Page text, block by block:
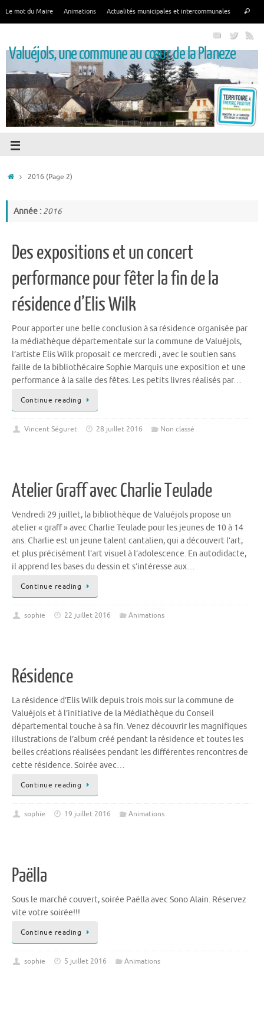
Le mot du Maire Animations Actualités municipales et intercommunales
Valuéjols, une commune au cœur de la Planeze
2016 (Page 2)
Année : 2016
Des expositions et un concert
performance pour fêter la fin de la
résidence d’Elis Wilk
Pour apporter une belle conclusion à sa résidence organisée par
la médiathèque départementale sur la commune de Valuéjols,
l’artiste Elis Wilk proposait ce mercredi , avec le soutien sans
faille de la bibliothécaire Sophie Marquis une exposition et une
performance à la salle des fêtes. Les petits livres réalisés par…
Continue reading
Vincent Séguret 28 juillet 2016 Non classé
Atelier Graff avec Charlie Teulade
Vendredi 29 juillet, la bibliothèque de Valuéjols propose un
atelier « graff » avec Charlie Teulade pour les jeunes de 10 à 14
ans. Charlie est un jeune talent cantalien, qui a découvert l’art,
et plus précisément l’art visuel à l’adolescence. En autodidacte,
il apprend les bases du dessin et s’intéresse aux…
Continue reading
sophie 22 juillet 2016 Animations
Résidence
La résidence d’Elis Wilk depuis trois mois sur la commune de
Valuéjols et à l’initiative de la Médiathèque du Conseil
départemental touche à sa fin. Venez découvrir les magnifiques
illustrations de l’album créé pendant la résidence et toutes les
belles créations réalisées pendant les différentes rencontres de
cette résidence. Soirée avec…
Continue reading
sophie 19 juillet 2016 Animations
Paëlla
Sous le marché couvert, soirée Paëlla avec Sono Alain. Réservez
vite votre soirée!!!
Continue reading
sophie 5 juillet 2016 Animations